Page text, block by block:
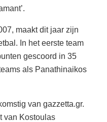
maakt dit jaar zijn
In het eerste team
gescoord in 35
als Panathinaikos
van gazzetta.gr.
van Kostoulas